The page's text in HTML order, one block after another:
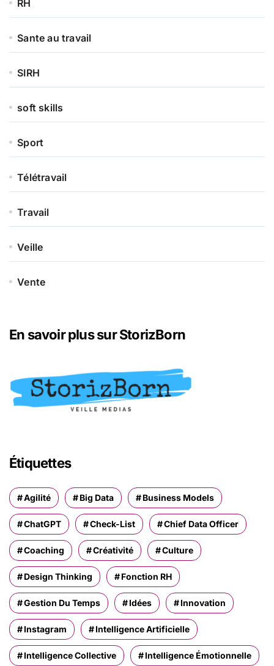
RH
Sante au travail
SIRH
soft skills
Sport
Télétravail
Travail
Veille
Vente
En savoir plus sur StorizBorn
Étiquettes
Agilité Big Data Business Models
ChatGPT Check-List Chief Data Officer
Coaching Créativité Culture
Design Thinking Fonction RH
Gestion Du Temps Idées Innovation
Instagram Intelligence Artificielle
Intelligence Collective Intelligence Émotionnelle